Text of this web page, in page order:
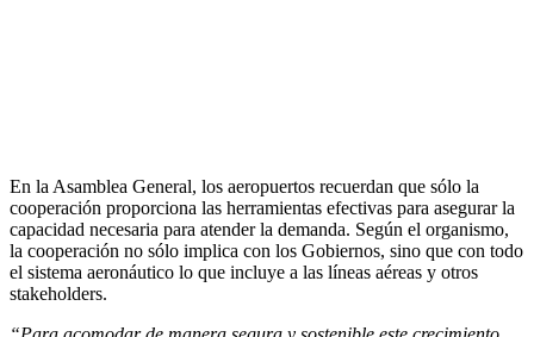
En la Asamblea General, los aeropuertos recuerdan que sólo la
cooperación proporciona las herramientas efectivas para asegurar la
capacidad necesaria para atender la demanda. Según el organismo,
la cooperación no sólo implica con los Gobiernos, sino que con todo
el sistema aeronáutico lo que incluye a las líneas aéreas y otros
stakeholders.